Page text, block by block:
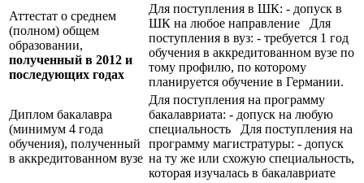
Аттестат о среднем
(полном) общем
образовании,
полученный в 2012 и
последующих годах
Для поступления в ШК: - допуск в
ШК на любое направление Для
поступления в вуз: - требуется 1 год
обучения в аккредитованном вузе по
тому профилю, по которому
планируется обучение в Германии.
Диплом бакалавра
(минимум 4 года
обучения), полученный
в аккредитованном вузе
Для поступления на программу
бакалавриата: - допуск на любую
специальность Для поступления на
программу магистратуры: - допуск
на ту же или схожую специальность,
которая изучалась в бакалавриате